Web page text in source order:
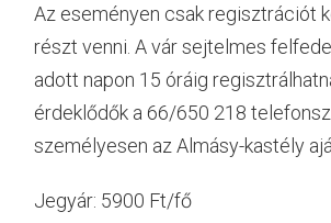
Az eseményen csak regisztrációt
részt venni. A vár sejtelmes
adott napon 15 óráig
érdeklődők a 66/650 218
személyesen az Almásy-kastély
Jegyár: 5900 Ft/fő